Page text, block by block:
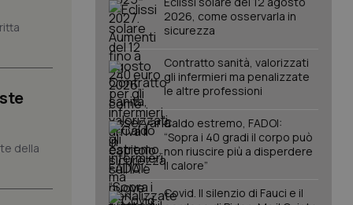
della
2026, come osservarla in
sicurezza
Contratto sanità, valorizzati
gli infermieri ma penalizzate
le altre professioni
Caldo estremo, FADOI:
“Sopra i 40 gradi il corpo può
non riuscire più a disperdere
il calore”
Covid. Il silenzio di Fauci e il
sulle pagine
sul consenso